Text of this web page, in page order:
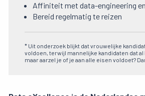
Affiniteit met data-engineering
Bereid regelmatig te reizen
* Uit onderzoek blijkt dat vrouwelijke
voldoen, terwijl mannelijke kandidaten dat
maar aarzel je of je aan alle eisen voldoet?